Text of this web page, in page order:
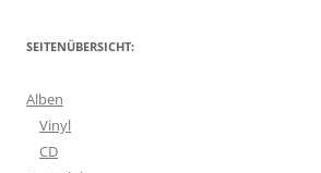
SEITENÜBERSICHT:
Alben
Vinyl
CD